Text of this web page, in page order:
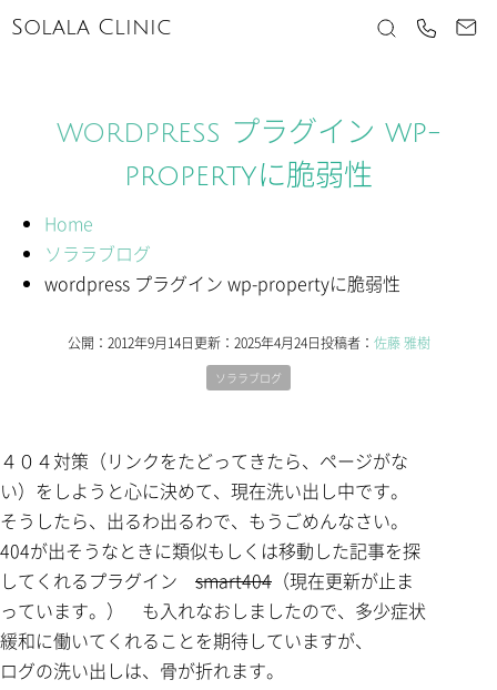
Solala Clinic
Home
ソララブログ
wordpress プラグイン wp-propertyに脆弱性
wordpress プラグイン wp-
propertyに脆弱性
公開： 2012年9月14日更新： 2025年4月24日投稿者： 佐藤 雅樹
ソララブログ
４０４対策（リンクをたどってきたら、ページがな
い）をしようと心に決めて、現在洗い出し中です。
そうしたら、出るわ出るわで、もうごめんなさい。
404が出そうなときに類似もしくは移動した記事を探
してくれるプラグイン smart404 （現在更新が止ま
っています。） も入れなおしましたので、多少症状
緩和に働いてくれることを期待していますが、
ログの洗い出しは、骨が折れます。